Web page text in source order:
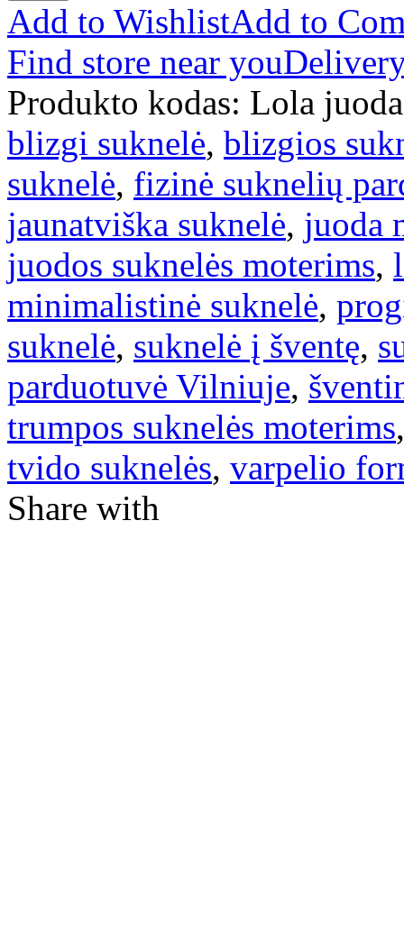
Add to WishlistAdd to
Find store near you
Produkto kodas: Lola juoda
blizgi suknelė, blizgios
suknelė, fizinė suknelių
jaunatviška suknelė, juoda
juodos suknelės moterims,
minimalistinė suknelė,
suknelė, suknelė į šventę,
parduotuvė Vilniuje,
trumpos suknelės moterims
tvido suknelės, varpelio
Share with